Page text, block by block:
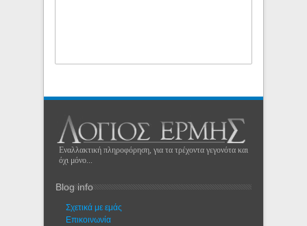
Εναλλακτική πληροφόρηση, για τα τρέχοντα γεγονότα και
όχι μόνο...
Blog info
Σχετικά με εμάς
Eπικοινωνία